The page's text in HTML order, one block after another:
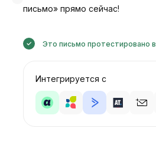
письмо» прямо сейчас!
Это письмо протестировано в
Интегрируется с